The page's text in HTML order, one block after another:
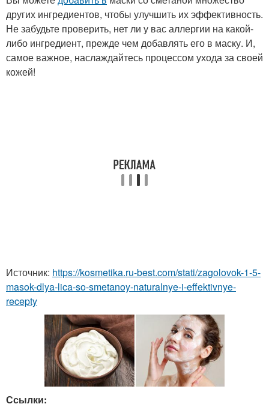
других ингредиентов, чтобы улучшить их эффективность.
Не забудьте проверить, нет ли у вас аллергии на какой-
либо ингредиент, прежде чем добавлять его в маску. И,
самое важное, наслаждайтесь процессом ухода за своей
кожей!
Источник: https://kosmetika.ru-best.com/stati/zagolovok-1-5-
masok-dlya-lica-so-smetanoy-naturalnye-i-effektivnye-
recepty
Ссылки: